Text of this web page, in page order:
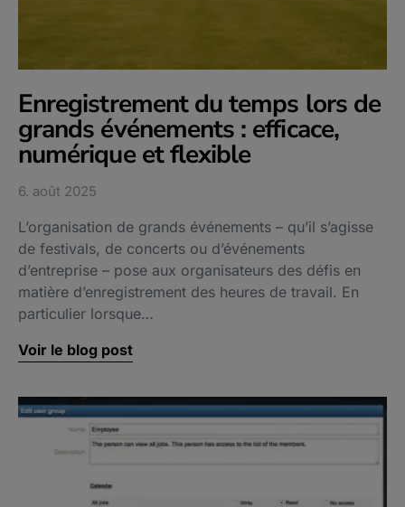
Enregistrement du temps lors de
grands événements : efficace,
numérique et flexible
6. août 2025
L’organisation de grands événements – qu’il s’agisse
de festivals, de concerts ou d’événements
d’entreprise – pose aux organisateurs des défis en
matière d’enregistrement des heures de travail. En
particulier lorsque…
Voir le blog post